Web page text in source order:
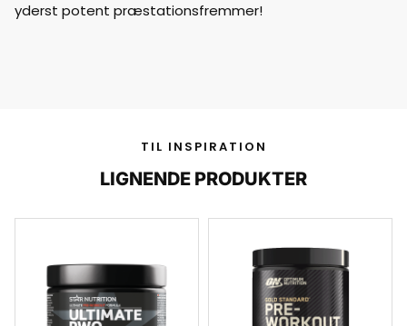
yderst potent præstationsfremmer!
TIL INSPIRATION
LIGNENDE PRODUKTER